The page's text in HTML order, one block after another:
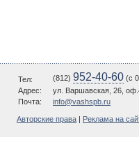
Тел: (812) 952-40-60 (c
Адрес:
ул. Варшавская, 26,
Почта:
info@vashspb.ru
Авторские права Реклама на